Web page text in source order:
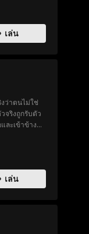
เล่น
ว่าตนไม่ใช่
จริงถูกรับตัว
ะเข้าข้างคำ
ารถรักษาได้
ว่าฌิชชาที่
เล่น